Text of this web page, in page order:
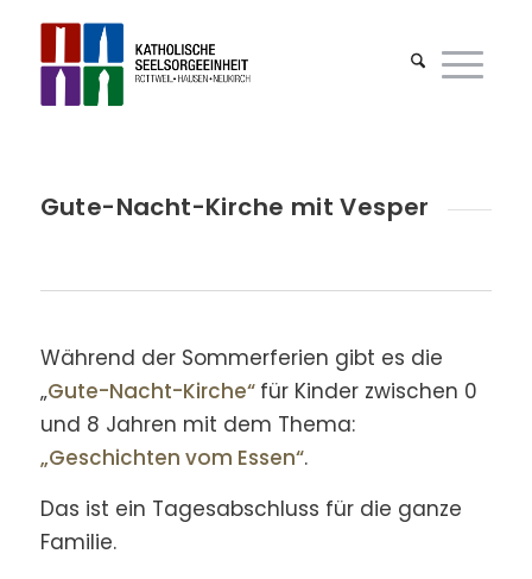
Gute-Nacht-Kirche mit Vesper
Während der Sommerferien gibt es die
„Gute-Nacht-Kirche“ für Kinder zwischen 0
und 8 Jahren mit dem Thema:
„Geschichten vom Essen“.
Das ist ein Tagesabschluss für die ganze
Familie.